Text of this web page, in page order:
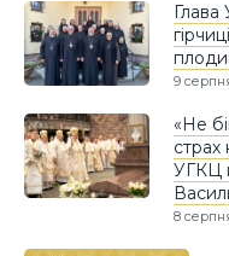
9
«Не
УГКЦ
8